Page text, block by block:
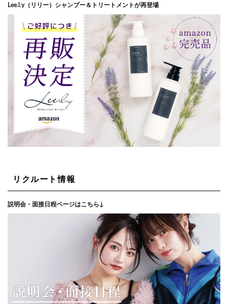
Lee.l.y（リリー）シャンプー＆トリートメントが再登場
リクルート情報
説明会・面接日程ページはこちら↓